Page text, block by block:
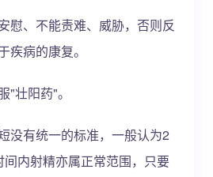
慰、不能责难、威胁，否则反
疾病的康复。
"壮阳药"。
没有统一的标准，一般认为2
内射精亦属正常范围，只要